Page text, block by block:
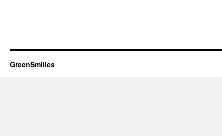
GreenSmilies